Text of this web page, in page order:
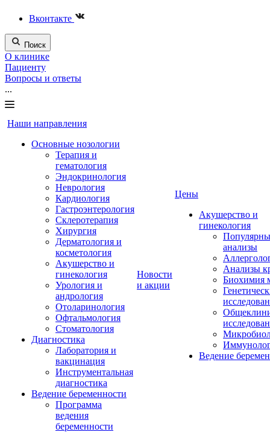
Вконтакте
Поиск
О клинике
Пациенту
Вопросы и ответы
...
Наши направления
Основные нозологии
Терапия и
гематология
Эндокринология
Неврология
Кардиология
Гастроэнтерология
Склеротерапия
Хирургия
Дерматология и
косметология
Акушерство и
гинекология
Урология и
андрология
Отоларинология
Офтальмология
Стоматология
Диагностика
Лаборатория и
вакцинация
Инструментальная
диагностика
Ведение беременности
Программа
ведения
беременности
Новости
и акции
Цены
Акушерство и
гинекология
анализы
Анализы
Биохимия
Ведение